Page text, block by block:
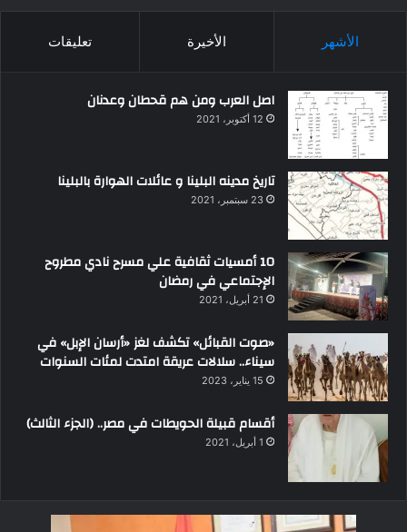
الأشهر الأخيرة تعليقات
اصل العرب ومن هم قحطان وعدنان
12 أكتوبر، 2021
تاريخ مدينه البلينا و عائلات الهوارة بالبلينا
23 سبتمبر، 2021
10 أمسيات ثقافية علي مسرح نادي مطروح
الإجتماعي في رمضان
21 أبريل، 2021
«صوت القبائل» تكشف لغز «أرسان الإبل» في
سيناء.. سلالات عريقة امتدت لمئات السنوات
15 يناير، 2023
أقسام قبيلة الحويطات في مصر.. (الجزء الثالث)
1 أبريل، 2021